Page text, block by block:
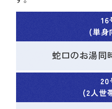
16
(単身
蛇口のお湯同
20
(2人世